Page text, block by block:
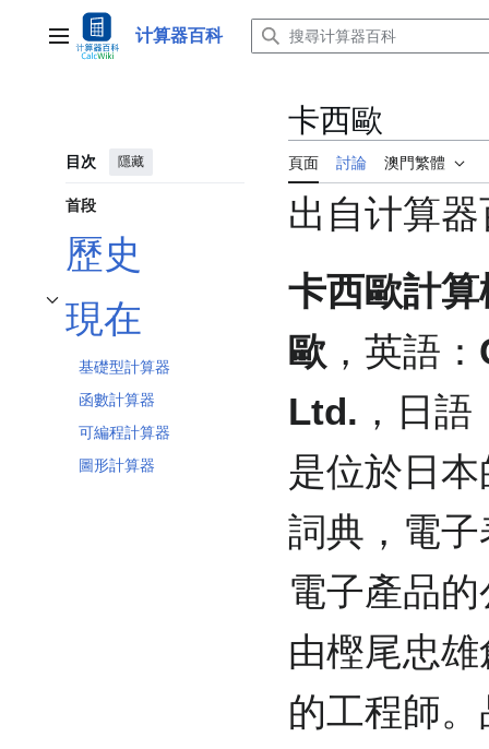
主選單 计算器百科
目次 隱藏
首段
歷史
現在
切換 現在 子章節
基礎型計算器
函數計算器
可編程計算器
圖形計算器
卡西歐
頁面 討論 澳門繁體
出自计算
卡西歐計
歐 ，英語：
Ltd. ，日語
是位於日
詞典，電
電子產品
由樫尾忠
的工程師